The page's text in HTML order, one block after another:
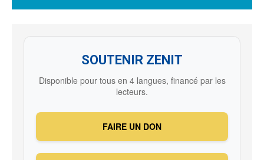
SOUTENIR ZENIT
Disponible pour tous en 4 langues, financé par les
lecteurs.
FAIRE UN DON